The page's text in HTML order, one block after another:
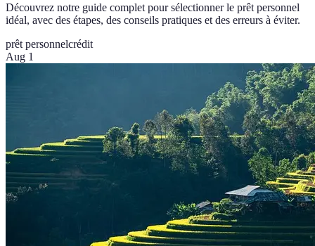
Découvrez notre guide complet pour sélectionner le prêt personnel
idéal, avec des étapes, des conseils pratiques et des erreurs à éviter.
prêt personnelcrédit
Aug 1